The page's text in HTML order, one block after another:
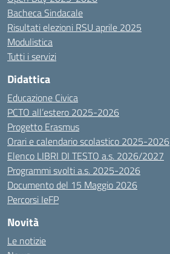
Bacheca Sindacale
Risultati elezioni RSU aprile 2025
Modulistica
Tutti i servizi
Didattica
Educazione Civica
PCTO all’estero 2025-2026
Progetto Erasmus
Orari e calendario scolastico 2025-2026
Elenco LIBRI DI TESTO a.s. 2026/2027
Programmi svolti a.s. 2025-2026
Documento del 15 Maggio 2026
Percorsi IeFP
Novità
Le notizie